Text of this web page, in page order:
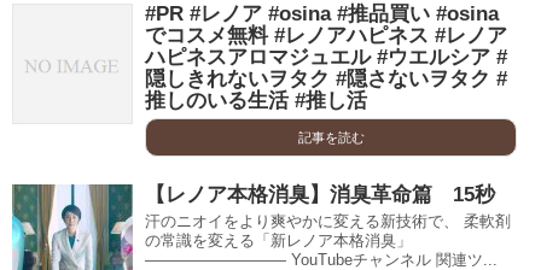
#PR #レノア #osina #推品買い #osina
でコスメ無料 #レノアハピネス #レノア
ハピネスアロマジュエル #ウエルシア #
隠しきれないヲタク #隠さないヲタク #
推しのいる生活 #推し活
記事を読む
【レノア本格消臭】消臭革命篇 15秒
汗のニオイをより爽やかに変える新技術で、 柔軟剤
の常識を変える「新レノア本格消臭」
――――――――― YouTubeチャンネル 関連ツ...